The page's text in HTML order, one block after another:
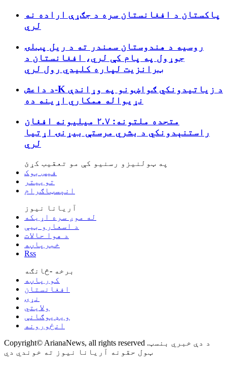
پاکستان د افغانستان سره د جګړې اراده نه
لري
روسیه د هندوستان سمندر ته د ریل پټلۍ
جوړول په پام کې لري، افغانستان د
ټرانزیت لپاره کلیدي رول لري
د داعش-K د زیاتیدونکي ګواښونو په وړاندې
نړیواله همکاري اړینه ده
متحده ملتونه: ۲.۷ میلیونه افغان
راستنېدونکي د بشري مرستې بیړنۍ اړتیا
لري
په ټولنیزو رسنیو کې مو تعقیب کړئ
فیس بوک
توییتر
انېسټاګرام
آریانا نیوز
له موږ سره اړیکه
د اسعارو بیې
د هوا حالات
خبرپاڼه
Rss
برخه -څانګه
کورپاڼه
افغانستان
نړۍ
ولایتي
ویډیوګانې
انځورونه
Copyright© ArianaNews, all rights reserved .د دې خبري بنسټ
ټول حقونه آریانا نیوز ته خوندي دي